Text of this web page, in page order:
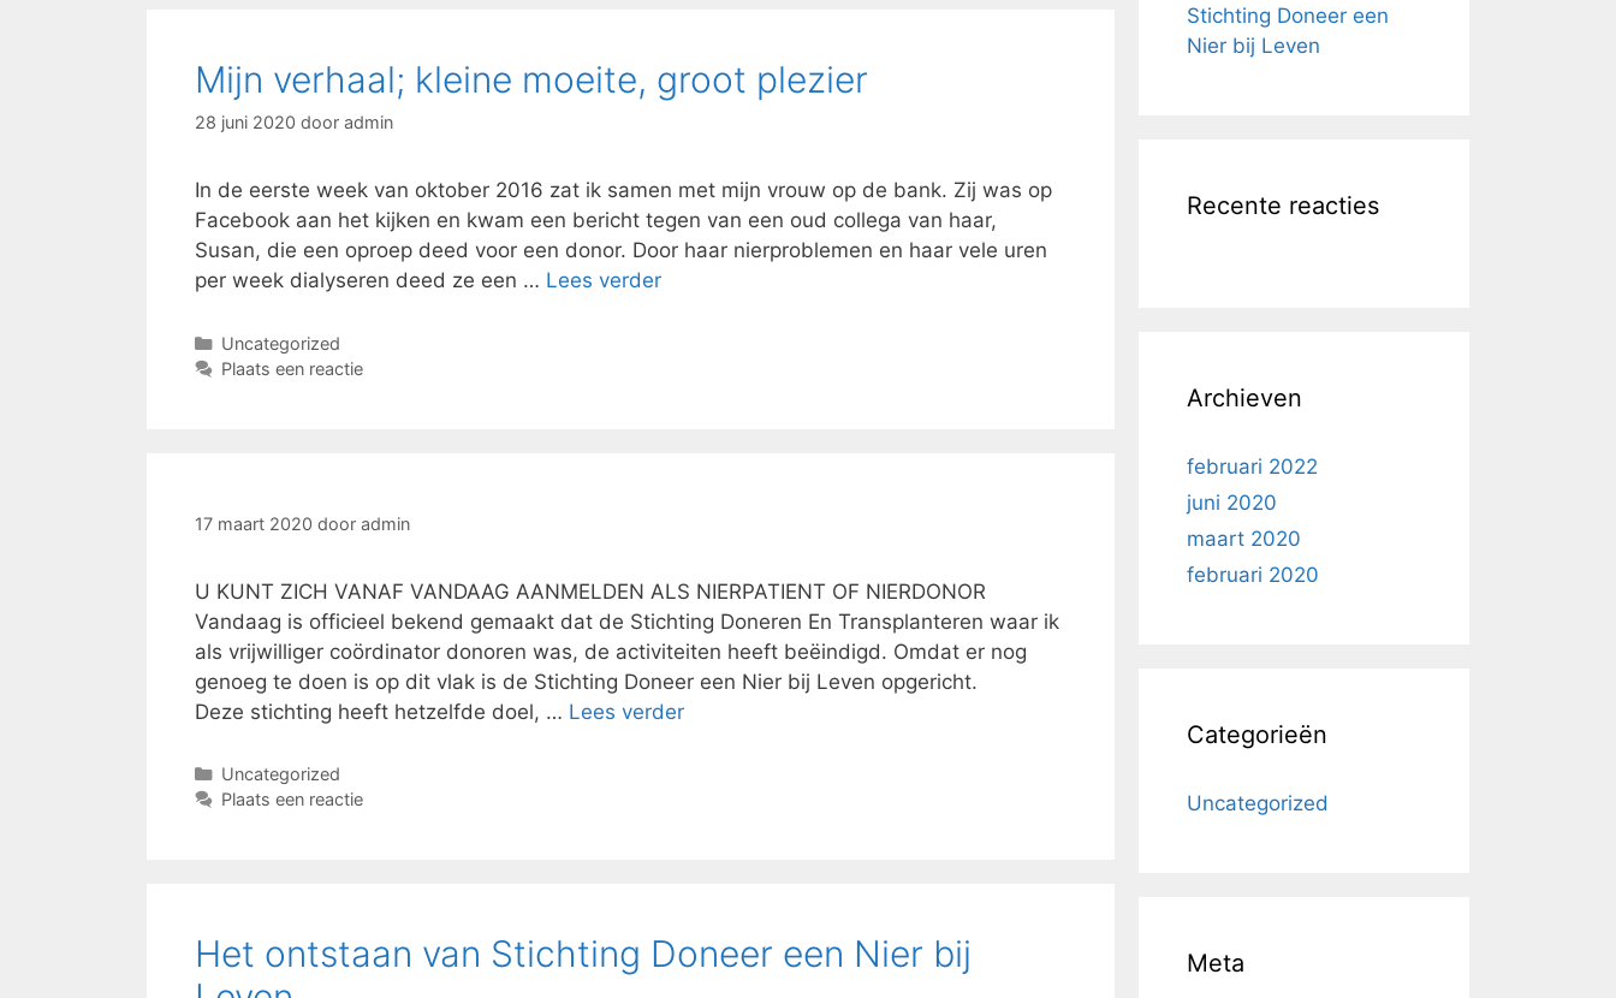
Mijn verhaal; kleine moeite, groot plezier
28 juni 2020 door admin
In de eerste week van oktober 2016 zat ik samen met mijn vrouw op de bank. Zij was op
Facebook aan het kijken en kwam een bericht tegen van een oud collega van haar,
Susan, die een oproep deed voor een donor. Door haar nierproblemen en haar vele uren
per week dialyseren deed ze een … Lees verder
Categorieën
Uncategorized
Plaats een reactie
17 maart 2020 door admin
U KUNT ZICH VANAF VANDAAG AANMELDEN ALS NIERPATIENT OF NIERDONOR
Vandaag is officieel bekend gemaakt dat de Stichting Doneren En Transplanteren waar ik
als vrijwilliger coördinator donoren was, de activiteiten heeft beëindigd. Omdat er nog
genoeg te doen is op dit vlak is de Stichting Doneer een Nier bij Leven opgericht.
Deze stichting heeft hetzelfde doel, … Lees verder
Categorieën
Uncategorized
Plaats een reactie
Het ontstaan van Stichting Doneer een Nier bij
Stichting Doneer een
Nier bij Leven
Recente reacties
Archieven
februari 2022
juni 2020
maart 2020
februari 2020
Categorieën
Uncategorized
Meta